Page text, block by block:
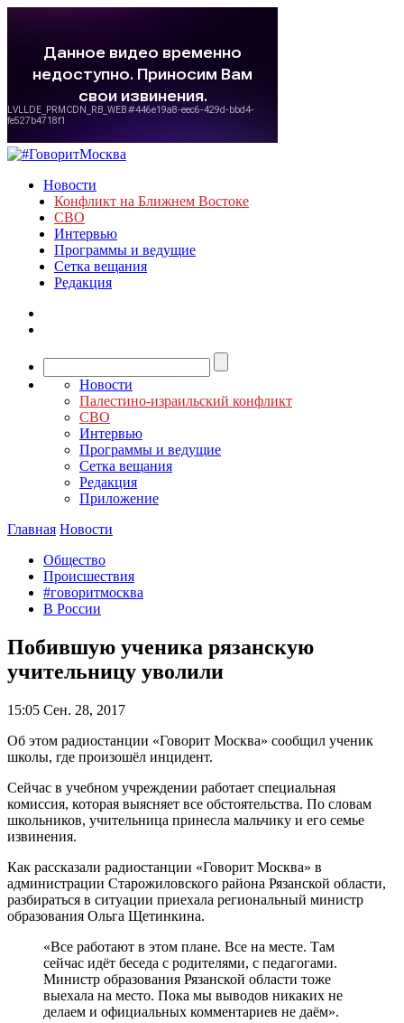
Новости
Конфликт на Ближнем Востоке
СВО
Интервью
Программы и ведущие
Сетка вещания
Редакция
Новости
Палестино-израильский конфликт
СВО
Интервью
Программы и ведущие
Сетка вещания
Редакция
Приложение
Главная Новости
Общество
Происшествия
#говоритмосква
В России
Побившую ученика рязанскую
учительницу уволили
15:05 Сен. 28, 2017
Об этом радиостанции «Говорит Москва» сообщил ученик
школы, где произошёл инцидент.
Сейчас в учебном учреждении работает специальная
комиссия, которая выясняет все обстоятельства. По словам
школьников, учительница принесла мальчику и его семье
извинения.
Как рассказали радиостанции «Говорит Москва» в
администрации Старожиловского района Рязанской области,
разбираться в ситуации приехала региональный министр
образования Ольга Щетинкина.
«Все работают в этом плане. Все на месте. Там
сейчас идёт беседа с родителями, с педагогами.
Министр образования Рязанской области тоже
выехала на место. Пока мы выводов никаких не
делаем и официальных комментариев не даём».